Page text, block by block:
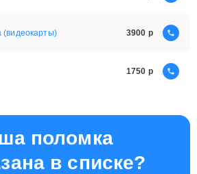
(видеокарты) 3900
1750
поломка
в списке?